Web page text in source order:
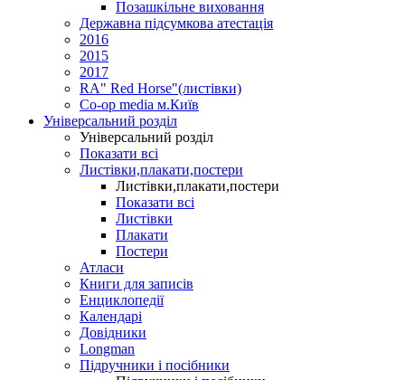
Позашкільне виховання
Державна підсумкова атестація
2016
2015
2017
RA" Red Horse"(листівки)
Co-op media м.Київ
Універсальний розділ
Універсальний розділ
Показати всі
Листівки,плакати,постери
Листівки,плакати,постери
Показати всі
Листівки
Плакати
Постери
Атласи
Книги для записів
Енциклопедії
Календарі
Довідники
Longman
Підручники і посібники